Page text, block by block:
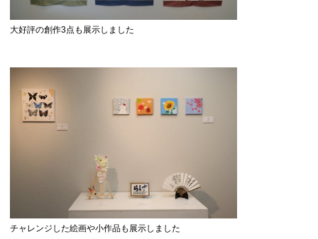
大好評の創作3点も展示しました
チャレンジした絵画や小作品も展示しました